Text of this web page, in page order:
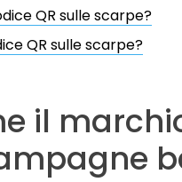
QR sulle scarpe?
QR sulle scarpe?
il